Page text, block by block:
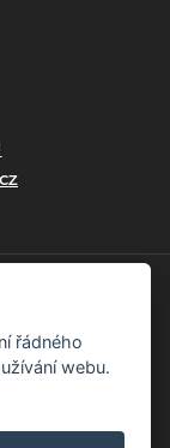
řádného
webu.